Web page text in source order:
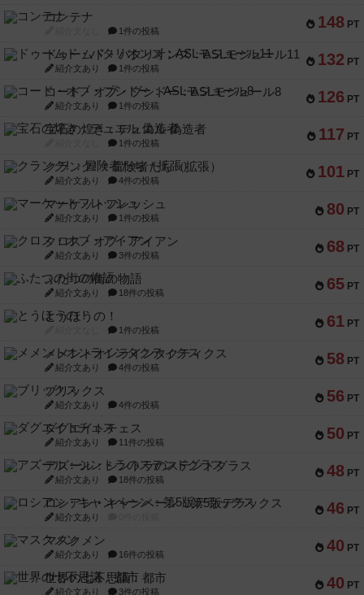
148 PT
コンテナ
1件の投稿
132 PT
ドゥームド・バタリオンズ：ASLモジュール11
紹介文あり 1件の投稿
126 PT
コード・オブ・ブシドー：ASLモジュール8
紹介文あり 1件の投稿
117 PT
宝石の煌き：デュエル 偽造者
1件の投稿
101 PT
クランク! ：冒険者たち（拡張）
紹介文あり 4件の投稿
80 PT
マーケットフレッシュ
紹介文あり 1件の投稿
68 PT
クロス・オブ・アイアン
紹介文あり 3件の投稿
65 PT
ふたつの街の物語
紹介文あり 18件の投稿
61 PT
とうほうの！
1件の投稿
58 PT
メメントオンラインタクティクス
紹介文あり 4件の投稿
56 PT
ブリックス
紹介文あり 4件の投稿
50 PT
ダグエイトチェス
紹介文あり 11件の投稿
48 PT
アズール：シントラのステンドグラス
紹介文あり 18件の投稿
46 PT
ロシアン・キャンペーン：第5版デラックス
紹介文あり
40 PT
マスクメン
紹介文あり 16件の投稿
40 PT
世界の七不思議：都市
紹介文あり 3件の投稿